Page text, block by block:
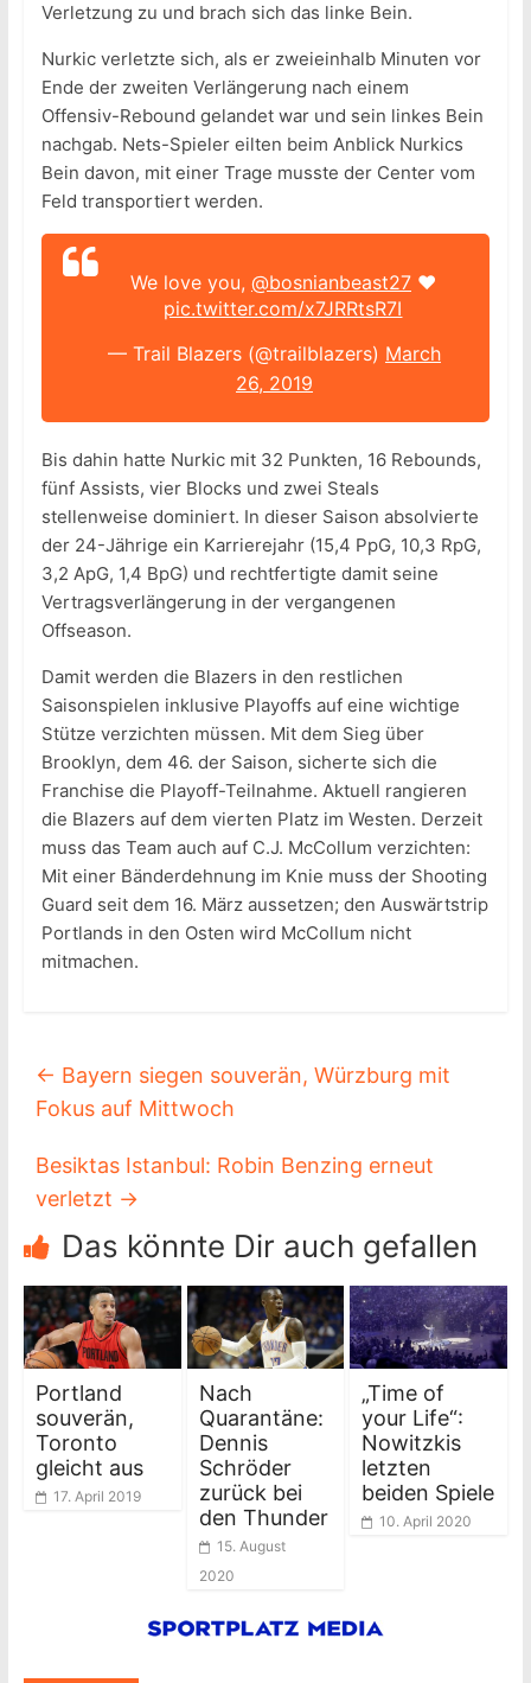
Verletzung zu und brach sich das linke Bein.
Nurkic verletzte sich, als er zweieinhalb Minuten vor
Ende der zweiten Verlängerung nach einem
Offensiv-Rebound gelandet war und sein linkes Bein
nachgab. Nets-Spieler eilten beim Anblick Nurkics
Bein davon, mit einer Trage musste der Center vom
Feld transportiert werden.
We love you, @bosnianbeast27❤
pic.twitter.com/x7JRRtsR7I
— Trail Blazers (@trailblazers) March
26, 2019
Bis dahin hatte Nurkic mit 32 Punkten, 16 Rebounds,
fünf Assists, vier Blocks und zwei Steals
stellenweise dominiert. In dieser Saison absolvierte
der 24-Jährige ein Karrierejahr (15,4 PpG, 10,3 RpG,
3,2 ApG, 1,4 BpG) und rechtfertigte damit seine
Vertragsverlängerung in der vergangenen
Offseason.
Damit werden die Blazers in den restlichen
Saisonspielen inklusive Playoffs auf eine wichtige
Stütze verzichten müssen. Mit dem Sieg über
Brooklyn, dem 46. der Saison, sicherte sich die
Franchise die Playoff-Teilnahme. Aktuell rangieren
die Blazers auf dem vierten Platz im Westen. Derzeit
muss das Team auch auf C.J. McCollum verzichten:
Mit einer Bänderdehnung im Knie muss der Shooting
Guard seit dem 16. März aussetzen; den Auswärtstrip
Portlands in den Osten wird McCollum nicht
mitmachen.
← Bayern siegen souverän, Würzburg mit
Fokus auf Mittwoch
Besiktas Istanbul: Robin Benzing erneut
verletzt →
Das könnte Dir auch gefallen
Portland
souverän,
Toronto
gleicht aus
17. April 2019
Nach
Quarantäne:
Dennis
Schröder
zurück bei
den Thunder
15. August
2020
„Time of
your Life“:
Nowitzkis
letzten
beiden Spiele
10. April 2020